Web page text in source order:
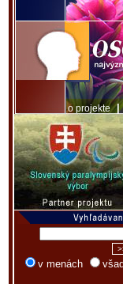
o projekte|
v menách